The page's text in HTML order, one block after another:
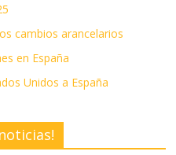
cambios arancelarios
en España
Unidos a España